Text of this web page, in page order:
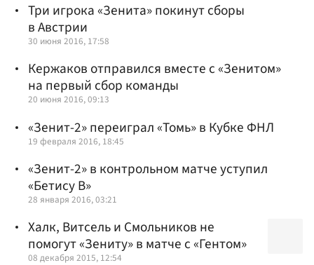
Три игрока «Зенита» покинут сборы
в Австрии
30 июня 2016, 17:58
Кержаков отправился вместе с «Зенитом»
на первый сбор команды
20 июня 2016, 09:13
«Зенит-2» переиграл «Томь» в Кубке ФНЛ
19 февраля 2016, 18:45
«Зенит-2» в контрольном матче уступил
«Бетису В»
28 января 2016, 03:21
Халк, Витсель и Смольников не
помогут «Зениту» в матче с «Гентом»
08 декабря 2015, 12:54